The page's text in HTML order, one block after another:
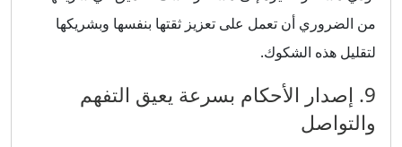
من الضروري أن تعمل على تعزيز ثقتها بنفسها وبشريكها
لتقليل هذه الشكوك.
9. إصدار الأحكام بسرعة يعيق التفهم
والتواصل